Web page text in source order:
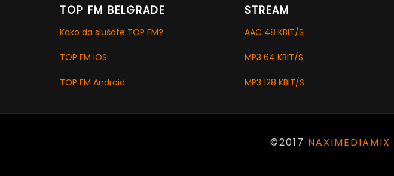
TOP FM BELGRADE
Kako da slušate TOP FM?
TOP FM iOS
TOP FM Android
STREAM
AAC 48 KBIT/S
MP3 64 KBIT/S
MP3 128 KBIT/S
©2017 NAXIMEDIAMIX